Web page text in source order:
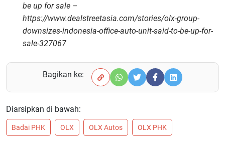
be up for sale –
https://www.dealstreetasia.com/stories/olx-group-
downsizes-indonesia-office-auto-unit-said-to-be-up-for-
sale-327067
Bagikan ke:
Diarsipkan di bawah:
Badai PHK OLX OLX Autos OLX PHK